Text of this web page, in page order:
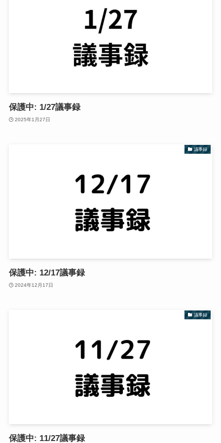
保護中: 1/27議事録
2025年1月27日
議事録
保護中: 12/17議事録
2024年12月17日
議事録
保護中: 11/27議事録